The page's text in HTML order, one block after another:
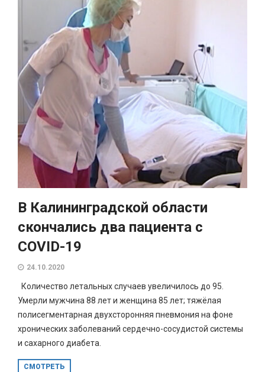
В Калининградской области
скончались два пациента с
COVID-19
24.10.2020
Количество летальных случаев увеличилось до 95.
Умерли мужчина 88 лет и женщина 85 лет; тяжёлая
полисегментарная двухсторонняя пневмония на фоне
хронических заболеваний сердечно-сосудистой системы
и сахарного диабета.
СМОТРЕТЬ